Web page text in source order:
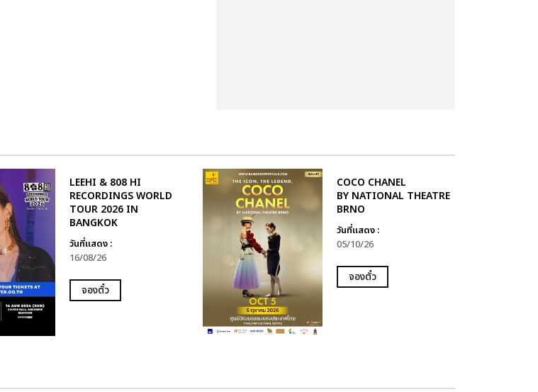
LEEHI & 808 HI
RECORDINGS WORLD
TOUR 2026 IN
BANGKOK
วันที่แสดง :
16/08/26
จองตั๋ว
COCO CHANEL
BY NATIONAL THEATRE
BRNO
วันที่แสดง :
05/10/26
จองตั๋ว